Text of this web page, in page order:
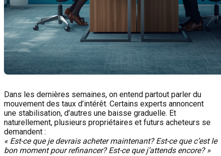
Dans les dernières semaines, on entend partout parler du
mouvement des taux d’intérêt. Certains experts annoncent
une stabilisation, d’autres une baisse graduelle. Et
naturellement, plusieurs propriétaires et futurs acheteurs se
demandent :
« Est-ce que je devrais acheter maintenant? Est-ce que c’est le
bon moment pour refinancer? Est-ce que j’attends encore? »